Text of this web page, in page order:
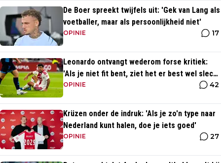
De Boer spreekt twijfels uit: 'Gek van Lang als
voetballer, maar als persoonlijkheid niet'
OPINIE 17
Leonardo ontvangt wederom forse kritiek:
'Als je niet fit bent, ziet het er best wel slecht
uit'
OPINIE 42
Krüzen onder de indruk: 'Als je zo'n type naar
Nederland kunt halen, doe je iets goed'
OPINIE 27